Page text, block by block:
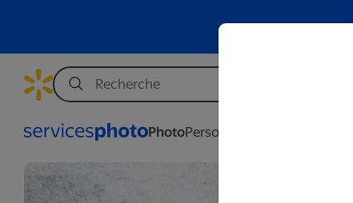
PhotoPersonnalisation